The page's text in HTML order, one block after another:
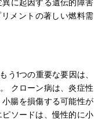
メントの著しい燃料需
1つの重要な要因は、
クローン病は、炎症性
腸を損傷する可能性が
ソードは、慢性的に小